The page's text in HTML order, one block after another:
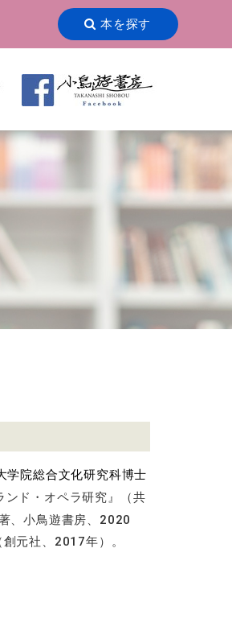
本を探す
学院総合文化研究科博士
ド・オペラ研究』（共
、小鳥遊書房、2020
元社、2017年）。